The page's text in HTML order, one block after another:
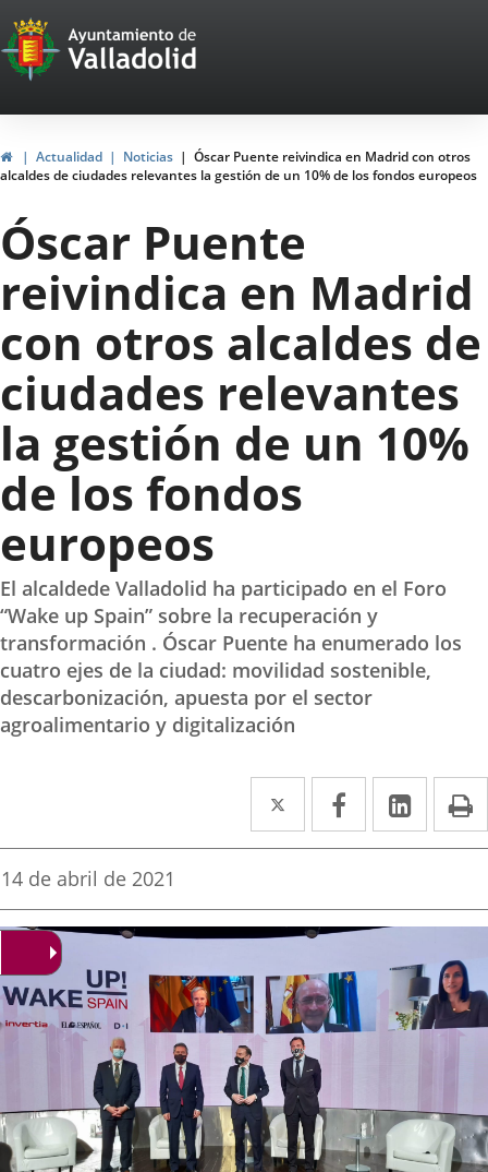
Portal
Web
del
Ayuntamiento
de
Valladolid
HomeActualidad Noticias
Óscar Puente reivindica en Madrid con otros
alcaldes de ciudades relevantes la gestión de un 10% de los fondos europeos
Óscar Puente
reivindica en Madrid
con otros alcaldes de
ciudades relevantes
la gestión de un 10%
de los fondos
europeos
El alcaldede Valladolid ha participado en el Foro
“Wake up Spain” sobre la recuperación y
transformación . Óscar Puente ha enumerado los
cuatro ejes de la ciudad: movilidad sostenible,
descarbonización, apuesta por el sector
agroalimentario y digitalización
Twitter
Enlace
a
aplicación
externa.
Facebook
Enlace
a
aplicación
externa.
Enlace
a
Fecha
la
noticia
14 de abril de 2021